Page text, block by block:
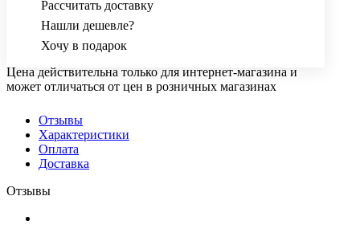
Рассчитать доставку
Нашли дешевле?
Хочу в подарок
Цена действительна только для интернет-магазина и
может отличаться от цен в розничных магазинах
Отзывы
Характеристики
Оплата
Доставка
Отзывы